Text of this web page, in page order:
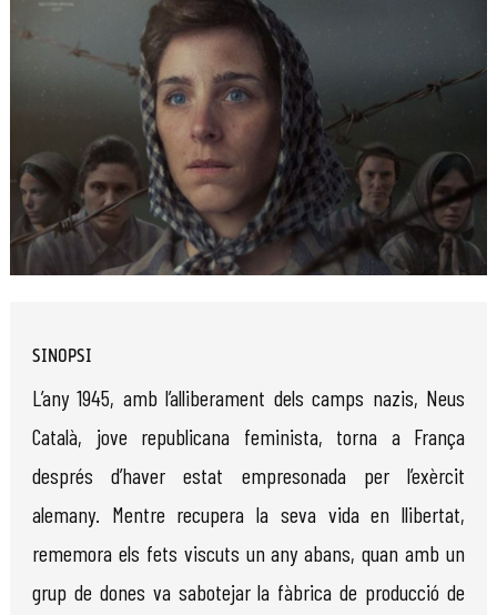
SINOPSI
L’any 1945, amb l’alliberament dels camps nazis, Neus
Català, jove republicana feminista, torna a França
després d’haver estat empresonada per l’exèrcit
alemany. Mentre recupera la seva vida en llibertat,
rememora els fets viscuts un any abans, quan amb un
grup de dones va sabotejar la fàbrica de producció de